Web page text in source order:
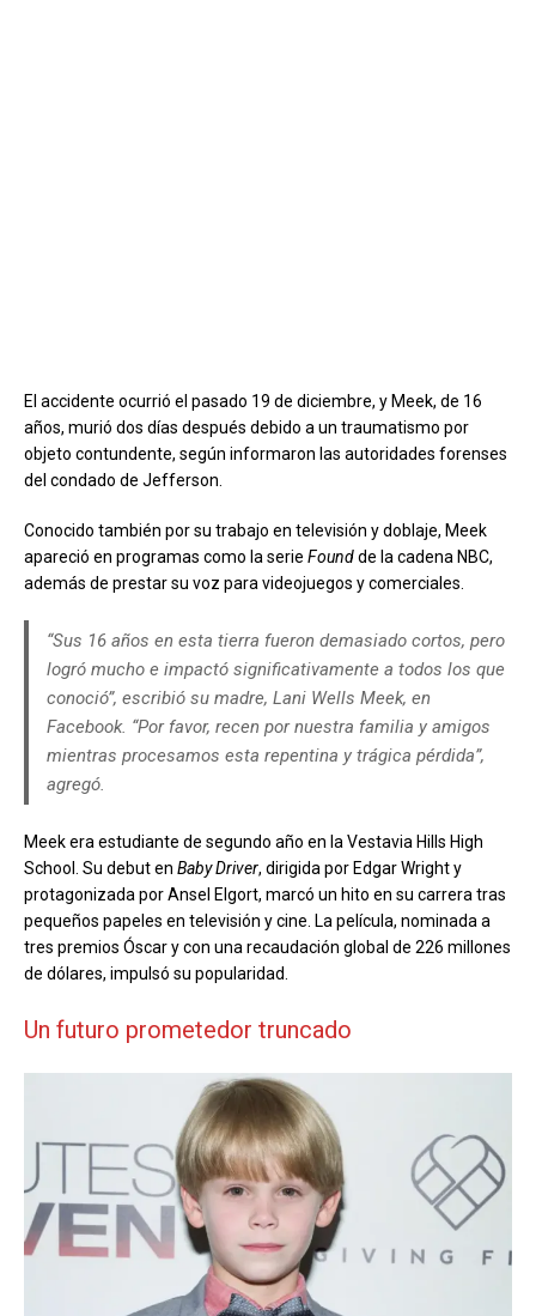
El accidente ocurrió el pasado 19 de diciembre, y Meek, de 16
años, murió dos días después debido a un traumatismo por
objeto contundente, según informaron las autoridades forenses
del condado de Jefferson.
Conocido también por su trabajo en televisión y doblaje, Meek
apareció en programas como la serie Foundde la cadena NBC,
además de prestar su voz para videojuegos y comerciales.
“Sus 16 años en esta tierra fueron demasiado cortos, pero
logró mucho e impactó significativamente a todos los que
conoció”, escribió su madre, Lani Wells Meek, en
Facebook. “Por favor, recen por nuestra familia y amigos
mientras procesamos esta repentina y trágica pérdida”,
agregó.
Meek era estudiante de segundo año en la Vestavia Hills High
School. Su debut en Baby Driver, dirigida por Edgar Wright y
protagonizada por Ansel Elgort, marcó un hito en su carrera tras
pequeños papeles en televisión y cine. La película, nominada a
tres premios Óscar y con una recaudación global de 226 millones
de dólares, impulsó su popularidad.
Un futuro prometedor truncado